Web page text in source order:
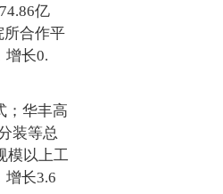
亿
所合作平
增长0.
；华丰高
装等总
模以上工
增长3.6